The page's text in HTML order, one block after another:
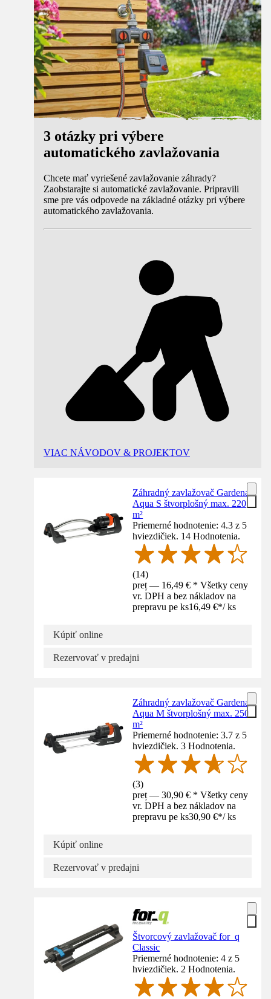
3 otázky pri výbere
automatického zavlažovania
Chcete mať vyriešené zavlažovanie záhrady?
Zaobstarajte si automatické zavlažovanie. Pripravili
sme pre vás odpovede na základné otázky pri výbere
automatického zavlažovania.
VIAC NÁVODOV & PROJEKTOV
Záhradný zavlažovač Gardena
Aqua S štvorplošný max. 220
m²
Priemerné hodnotenie: 4.3 z 5
hviezdičiek. 14 Hodnotenia.
(14)
preț — 16,49 € * Všetky ceny
vr. DPH a bez nákladov na
prepravu pe ks16,49 €*/ ks
Kúpiť online
Rezervovať v predajni
Záhradný zavlažovač Gardena
Aqua M štvorplošný max. 250
m²
Priemerné hodnotenie: 3.7 z 5
hviezdičiek. 3 Hodnotenia.
(3)
preț — 30,90 € * Všetky ceny
vr. DPH a bez nákladov na
prepravu pe ks30,90 €*/ ks
Kúpiť online
Rezervovať v predajni
Štvorcový zavlažovač for_q
Classic
Priemerné hodnotenie: 4 z 5
hviezdičiek. 2 Hodnotenia.